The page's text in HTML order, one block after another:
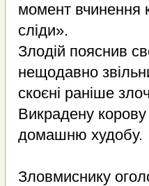
момент вчинення
сліди».
Злодій пояснив
нещодавно
скоєні раніше
Викрадену корову
домашню худобу.
Зловмиснику